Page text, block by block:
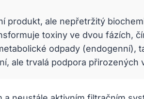
produkt, ale nepřetržitý
toxiny ve dvou fázích,
odpady (endogenní),
ale trvalá podpora